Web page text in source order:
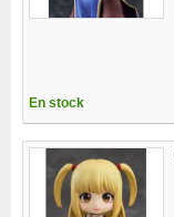
En stock